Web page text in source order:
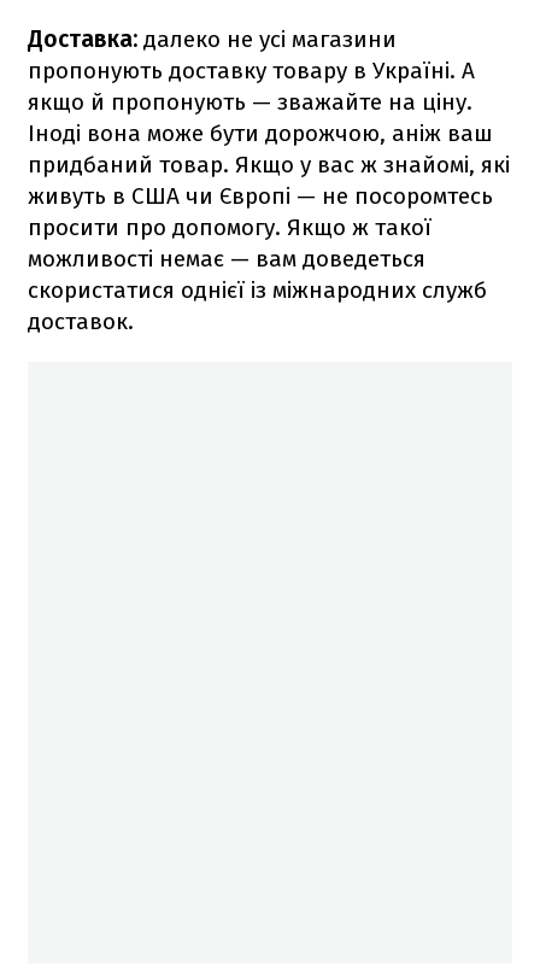
Доставка: далеко не усі магазини
пропонують доставку товару в Україні. А
якщо й пропонують — зважайте на ціну.
Іноді вона може бути дорожчою, аніж ваш
придбаний товар. Якщо у вас ж знайомі, які
живуть в США чи Європі — не посоромтесь
просити про допомогу. Якщо ж такої
можливості немає — вам доведеться
скористатися однієї із міжнародних служб
доставок.